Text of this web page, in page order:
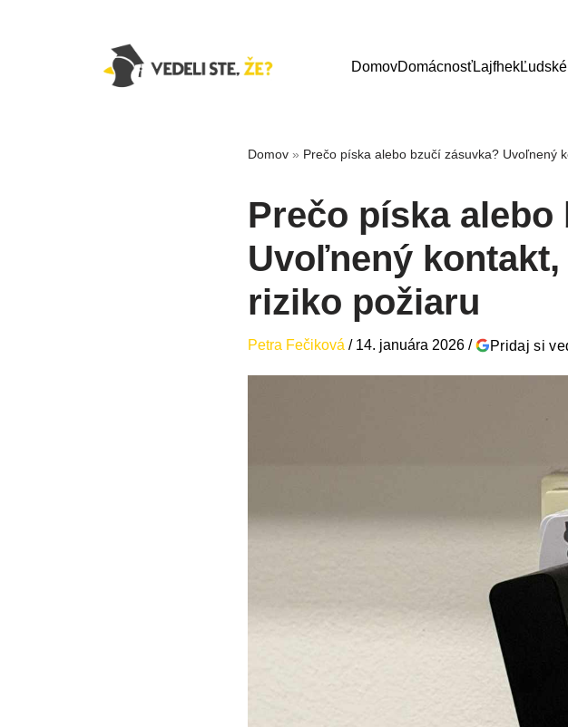
DomovDomácnosťLajfhek
Domov » Prečo píska alebo bzučí zásuvka? Uvoľnený
Prečo píska alebo
Uvoľnený
riziko požiaru
Petra Fečiková / 14. januára 2026 / Pridaj si